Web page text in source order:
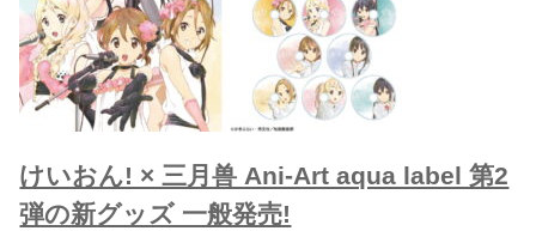
けいおん! × 三月兽 Ani-Art aqua label 第2
弾の新グッズ 一般発売!